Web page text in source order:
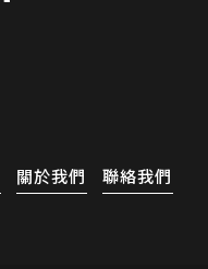
關於我們 聯絡我們